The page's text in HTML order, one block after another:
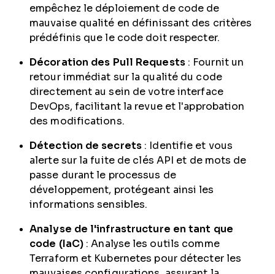
empêchez le déploiement de code de
mauvaise qualité en définissant des critères
prédéfinis que le code doit respecter.
Décoration des Pull Requests: Fournit un
retour immédiat sur la qualité du code
directement au sein de votre interface
DevOps, facilitant la revue et l'approbation
des modifications.
Détection de secrets : Identifie et vous
alerte sur la fuite de clés API et de mots de
passe durant le processus de
développement, protégeant ainsi les
informations sensibles.
Analyse de l'infrastructure en tant que
code (IaC) : Analyse les outils comme
Terraform et Kubernetes pour détecter les